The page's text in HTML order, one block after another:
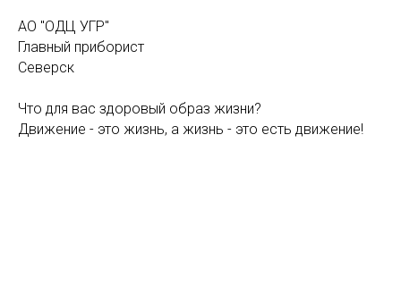
АО "ОДЦ УГР"
Главный приборист
Северск
Что для вас здоровый образ жизни?
Движение - это жизнь, а жизнь - это есть движение!